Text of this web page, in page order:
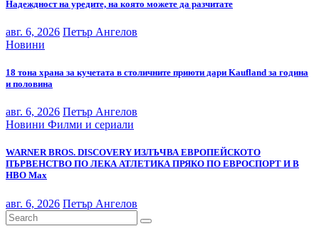
Надеждност на уредите, на която можете да разчитате
авг. 6, 2026 Петър Ангелов
Новини
18 тона храна за кучетата в столичните приюти дари Kaufland за година
и половина
авг. 6, 2026 Петър Ангелов
Новини Филми и сериали
WARNER BROS. DISCOVERY ИЗЛЪЧВА ЕВРОПЕЙСКОТО
ПЪРВЕНСТВО ПО ЛЕКА АТЛЕТИКА ПРЯКО ПО ЕВРОСПОРТ И В
НВО Мах
авг. 6, 2026 Петър Ангелов